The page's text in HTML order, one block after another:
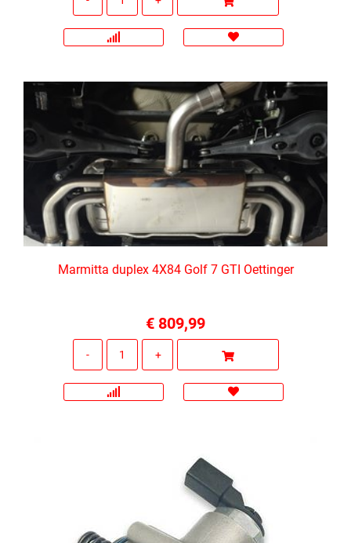
Marmitta duplex 4X84 Golf 7 GTI Oettinger
€ 809,99